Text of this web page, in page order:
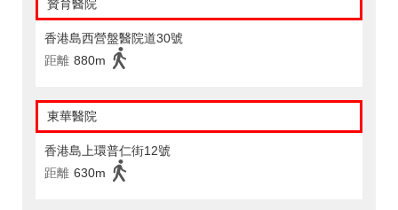
贊育醫院
香港島西營盤醫院道30號
距離 880m
東華醫院
香港島上環普仁街12號
距離 630m